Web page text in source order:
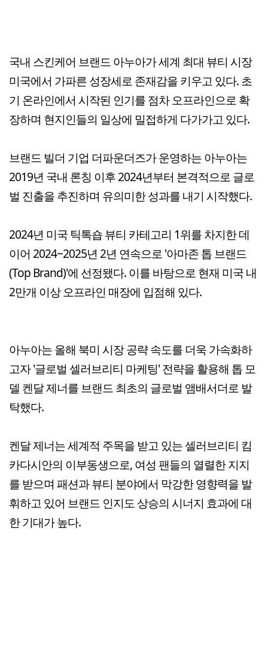
국내 스킨케어 브랜드 아누아가 세계 최대 뷰티 시장
미국에서 가파른 성장세로 존재감을 키우고 있다. 초
기 온라인에서 시작된 인기를 점차 오프라인으로 확
장하며 현지인들의 일상에 밀접하게 다가가고 있다.
브랜드 빌더 기업 더파운더즈가 운영하는 아누아는
2019년 국내 론칭 이후 2024년부터 본격적으로 글로
벌 진출을 추진하며 유의미한 성과를 내기 시작했다.
2024년 미국 틱톡숍 뷰티 카테고리 1위를 차지한 데
이어 2024~2025년 2년 연속으로 '아마존 톱 브랜드
(Top Brand)'에 선정됐다. 이를 바탕으로 현재 미국 내
2만개 이상 오프라인 매장에 입점해 있다.
아누아는 올해 북미 시장 공략 속도를 더욱 가속화하
고자 '글로벌 셀러브리티 마케팅' 전략을 활용해 톱 모
델 켄달 제너를 브랜드 최초의 글로벌 앰배서더로 발
탁했다.
켄달 제너는 세계적 주목을 받고 있는 셀러브리티 킴
카다시안의 이부동생으로, 여성 팬들의 열렬한 지지
를 받으며 패션과 뷰티 분야에서 막강한 영향력을 발
휘하고 있어 브랜드 인지도 상승의 시너지 효과에 대
한 기대가 높다.